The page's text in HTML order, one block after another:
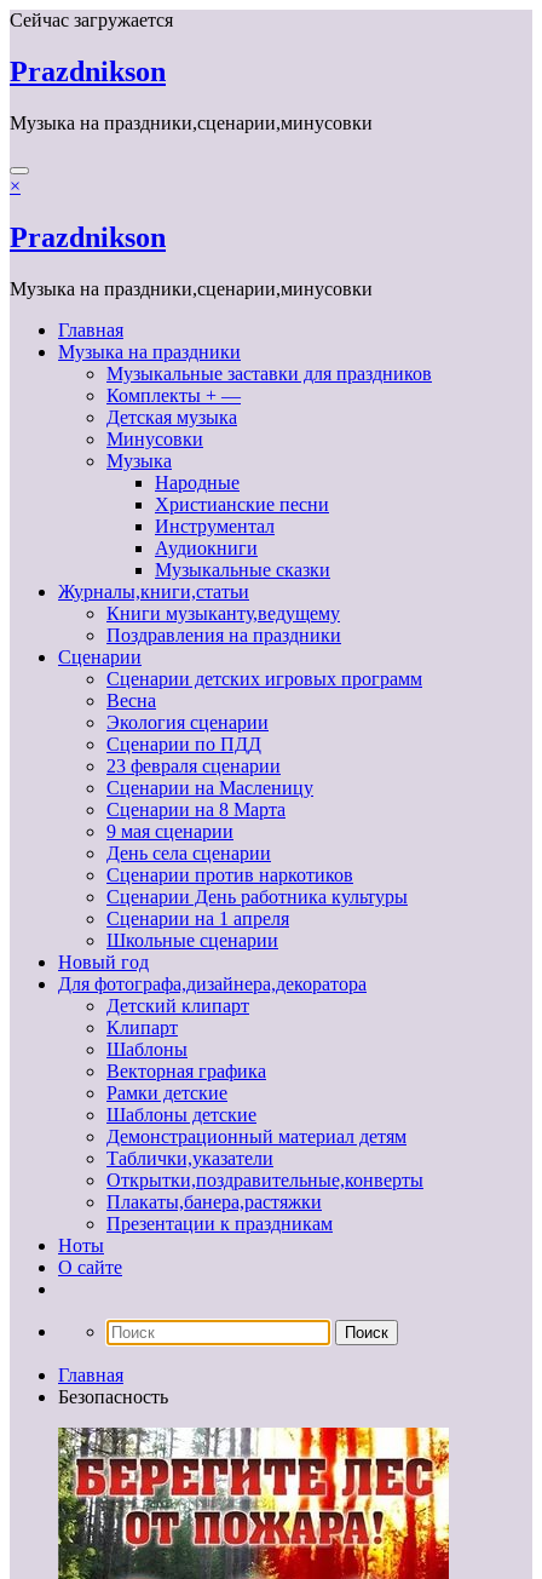
Перейти
содержимому
Сейчас загружается
Prazdnikson
Музыка на праздники,сценарии,минусовки
×
Prazdnikson
Музыка на праздники,сценарии,минусовки
Главная
Музыка на праздники
Музыкальные заставки для праздников
Комплекты + —
Детская музыка
Минусовки
Музыка
Народные
Христианские песни
Инструментал
Аудиокниги
Музыкальные сказки
Журналы,книги,статьи
Книги музыканту,ведущему
Поздравления на праздники
Сценарии
Сценарии детских игровых программ
Весна
Экология сценарии
Сценарии по ПДД
23 февраля сценарии
Сценарии на Масленицу
Сценарии на 8 Марта
9 мая сценарии
День села сценарии
Сценарии против наркотиков
Сценарии День работника культуры
Сценарии на 1 апреля
Школьные сценарии
Новый год
Для фотографа,дизайнера,декоратора
Детский клипарт
Клипарт
Шаблоны
Векторная графика
Рамки детские
Шаблоны детские
Демонстрационный материал детям
Таблички,указатели
Открытки,поздравительные,конверты
Плакаты,банера,растяжки
Презентации к праздникам
Ноты
О сайте
Главная
Безопасность